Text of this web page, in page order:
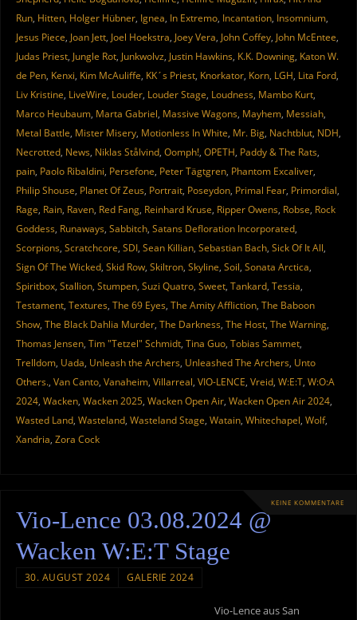
Run, Hitten, Holger Hübner, Ignea, In Extremo, Incantation, Insomnium,
Jesus Piece, Joan Jett, Joel Hoekstra, Joey Vera, John Coffey, John McEntee,
Judas Priest, Jungle Rot, Junkwolvz, Justin Hawkins, K.K. Downing, Katon W.
de Pen, Kenxi, Kim McAuliffe, KK´s Priest, Knorkator, Korn, LGH, Lita Ford,
Liv Kristine, LiveWire, Louder, Louder Stage, Loudness, Mambo Kurt,
Marco Heubaum, Marta Gabriel, Massive Wagons, Mayhem, Messiah,
Metal Battle, Mister Misery, Motionless In White, Mr. Big, Nachtblut, NDH,
Necrotted, News, Niklas Stålvind, Oomph!, OPETH, Paddy & The Rats,
pain, Paolo Ribaldini, Persefone, Peter Tägtgren, Phantom Excaliver,
Philip Shouse, Planet Of Zeus, Portrait, Poseydon, Primal Fear, Primordial,
Rage, Rain, Raven, Red Fang, Reinhard Kruse, Ripper Owens, Robse, Rock
Goddess, Runaways, Sabbitch, Satans Defloration Incorporated,
Scorpions, Scratchcore, SDI, Sean Killian, Sebastian Bach, Sick Of It All,
Sign Of The Wicked, Skid Row, Skiltron, Skyline, Soil, Sonata Arctica,
Spiritbox, Stallion, Stumpen, Suzi Quatro, Sweet, Tankard, Tessia,
Testament, Textures, The 69 Eyes, The Amity Affliction, The Baboon
Show, The Black Dahlia Murder, The Darkness, The Host, The Warning,
Thomas Jensen, Tim "Tetzel" Schmidt, Tina Guo, Tobias Sammet,
Trelldom, Uada, Unleash the Archers, Unleashed The Archers, Unto
Others., Van Canto, Vanaheim, Villarreal, VIO-LENCE, Vreid, W:E:T, W:O:A
2024, Wacken, Wacken 2025, Wacken Open Air, Wacken Open Air 2024,
Wasted Land, Wasteland, Wasteland Stage, Watain, Whitechapel, Wolf,
Xandria, Zora Cock
KEINE KOMMENTARE
Vio-Lence 03.08.2024 @
Wacken W:E:T Stage
30. AUGUST 2024 GALERIE 2024
Vio-Lence aus San